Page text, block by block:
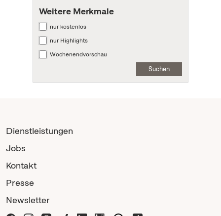
Weitere Merkmale
nur kostenlos
nur Highlights
Wochenendvorschau
Suchen
Dienstleistungen
Jobs
Kontakt
Presse
Newsletter